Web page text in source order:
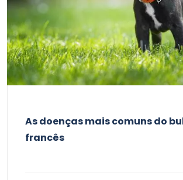
As doenças mais comuns do
francês